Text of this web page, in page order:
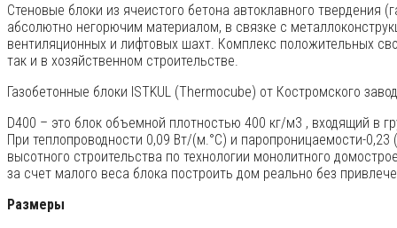
Стеновые блоки из ячеистого бетона автоклавного твердения
абсолютно негорючим материалом, в связке с
вентиляционных и лифтовых шахт. Комплекс положительных
так и в хозяйственном строительстве.
Газобетонные блоки ISTKUL (Thermocube) от Костромского
D400 – это блок объемной плотностью 400 кг/м3 , входящий в
При теплопроводности 0,09 Вт/(м.°С) и паропроницаемости-
высотного строительства по технологии монолитного
за счет малого веса блока построить дом реально без
Размеры